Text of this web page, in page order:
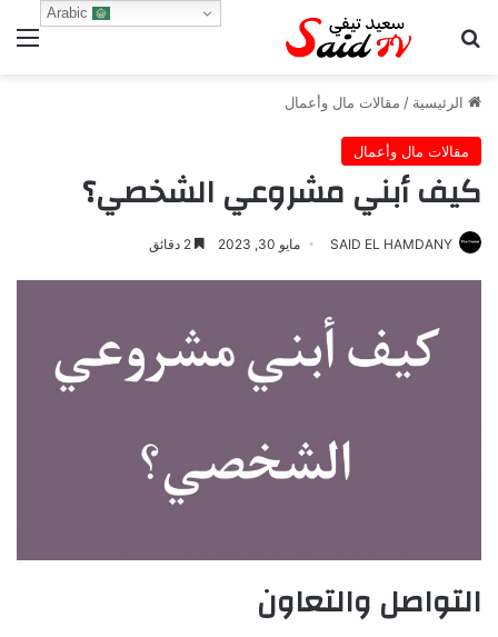
بحث عن
الرئيسية / مقالات مال وأعمال
مقالات مال وأعمال
كيف أبني مشروعي الشخصي؟
SAID EL HAMDANY مايو 30, 2023
التواصل والتعاون